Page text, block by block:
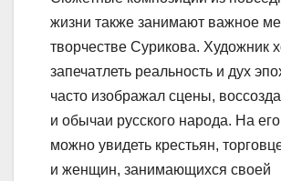
жизни также занимают важное
творчестве Сурикова. Художник
запечатлеть реальность и дух
часто изображал сцены,
и обычаи русского народа. На
можно увидеть крестьян,
и женщин, занимающихся своей